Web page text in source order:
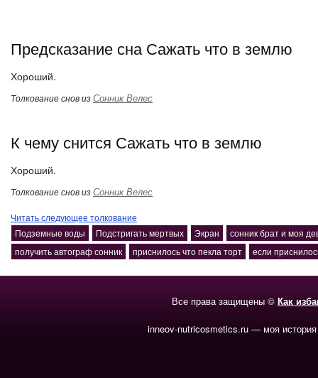
Предсказание сна Сажать что в землю
Хороший.
Толкование снов изСонник Велес
К чему снится Сажать что в землю
Хороший.
Толкование снов изСонник Велес
Читать следующее толкование
Подземные воды
Подстригать мертвых Экран
сонник брат и моя
получить автограф сонник
приснилось что пекла торт если
Все права защищены © Как
inneov-nutricosmetics.ru — моя